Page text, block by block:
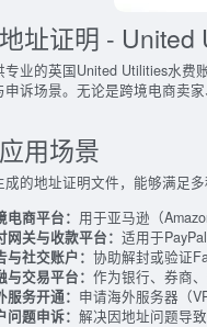
址证明 - United
专业的英国United Utilities水费
申诉场景。无论是跨境电商卖
用场景
成的地址证明文件，能够满足
电商平台： 用于亚马逊（
网关与收款平台： 适用于
与社交账户： 协助解封或验证
与交易平台： 作为银行、券商
服务开通： 申请海外服务器（
问题申诉： 解决因地址问题导